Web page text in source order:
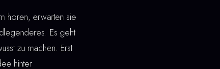
hören, erwarten sie
Es geht
zu machen. Erst
hinter